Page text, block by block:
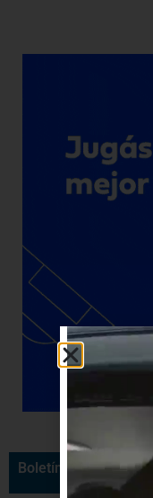
Boletín de Noticias